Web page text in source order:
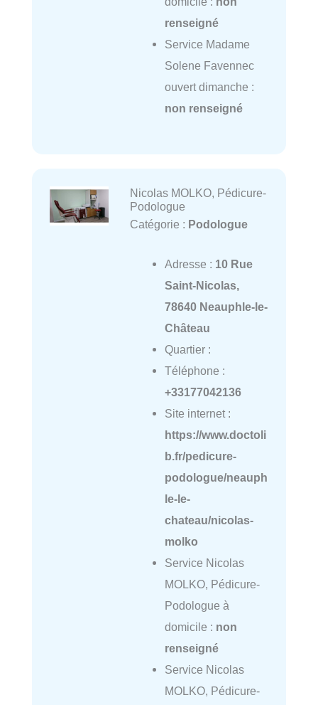
renseigné
Service Madame
Solene Favennec
ouvert dimanche :
non renseigné
Nicolas MOLKO, Pédicure-
Podologue
Catégorie : Podologue
Adresse : 10 Rue
Saint-Nicolas,
78640 Neauphle-le-
Château
Quartier :
Téléphone :
+33177042136
Site internet :
https://www.doctoli
b.fr/pedicure-
podologue/neauph
le-le-
chateau/nicolas-
molko
Service Nicolas
MOLKO, Pédicure-
Podologue à
domicile : non
renseigné
Service Nicolas
MOLKO, Pédicure-